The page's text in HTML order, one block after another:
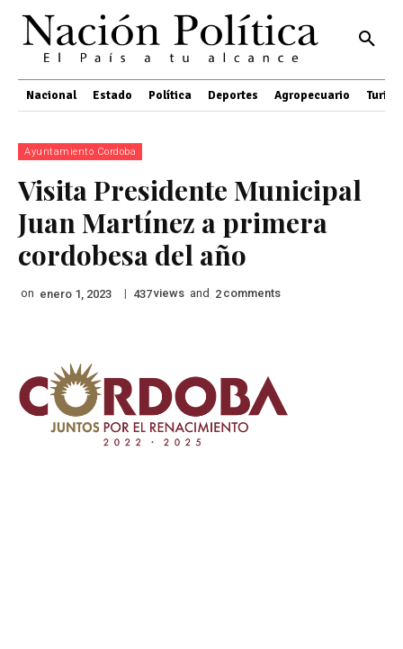
Nacional Estado Política Deportes Agropecuario
Ayuntamiento Cordoba
Visita Presidente Municipal
Juan Martínez a primera
cordobesa del año
on enero 1, 2023 | 437views and 2 comments